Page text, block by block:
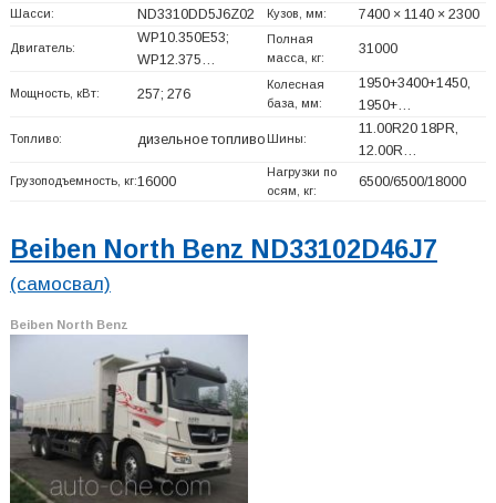
Шасси: ND3310DD5J6Z02 Кузов, мм: 7400 × 1140 × 2300
Двигатель:
WP10.350E53;
WP12.375…
Полная
масса, кг:
31000
Мощность, кВт: 257; 276
Колесная
база, мм:
1950+3400+1450,
1950+…
Топливо: дизельное топливо Шины:
11.00R20 18PR,
12.00R…
Грузоподъемность, кг:16000
Нагрузки по
осям, кг:
6500/6500/18000
Beiben North Benz ND33102D46J7
(самосвал)
Beiben North Benz